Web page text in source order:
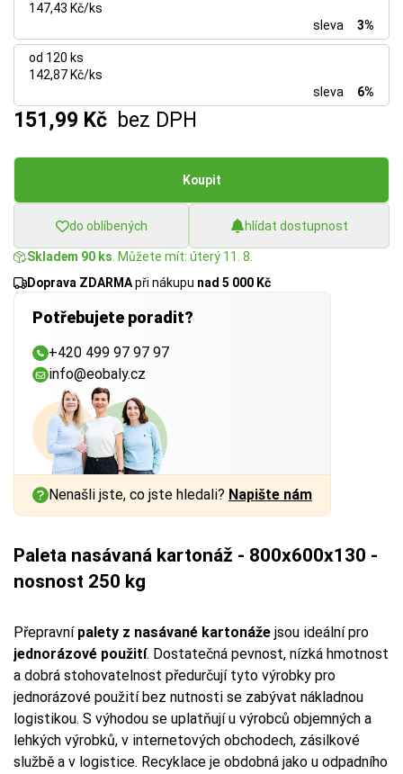
147,43 Kč/ks
sleva
3%
od 120 ks
142,87 Kč/ks
sleva
6%
151,99 Kč bez DPH
Koupit
do oblíbených hlídat dostupnost
Skladem 90 ks. Můžete mít: úterý 11. 8.
Doprava ZDARMApři nákupu nad 5 000 Kč
Potřebujete poradit?
+420 499 97 97 97
info@eobaly.cz
Nenašli jste, co jste hledali? Napište nám
Paleta nasávaná kartonáž - 800x600x130 -
nosnost 250 kg
Přepravnípalety z nasávané kartonáže jsou ideální pro
jednorázové použití. Dostatečná pevnost, nízká hmotnost
a dobrá stohovatelnost předurčují tyto výrobky pro
jednorázové použití bez nutnosti se zabývat nákladnou
logistikou. S výhodou se uplatňují u výrobců objemných a
lehkých výrobků, v internetových obchodech, zásilkové
službě a v logistice. Recyklace je obdobná jako u odpadního